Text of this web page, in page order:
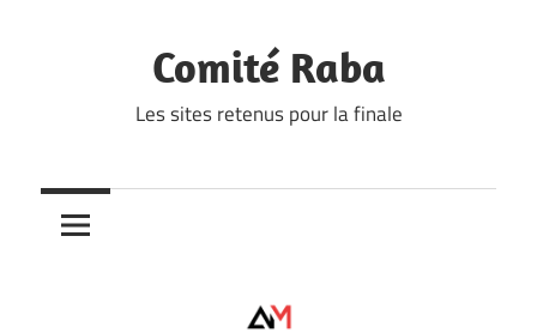
Comité Raba
Les sites retenus pour la finale